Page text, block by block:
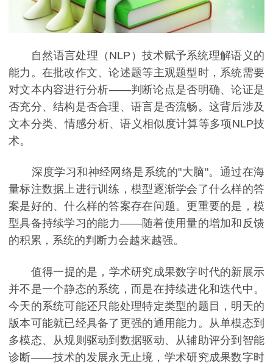
自然语言处理（NLP）技术赋予系统理解语义的
能力。在批改作文、论述题等主观题型时，系统需要
对文本内容进行分析——判断论点是否明确、论证是
否充分、结构是否合理、语言是否流畅。这背后涉及
文本分类、情感分析、语义相似度计算等多项NLP技
术。
深度学习和神经网络是系统的"大脑"。通过在海
量标注数据上进行训练，模型逐渐学会了什么样的答
案是好的、什么样的答案存在问题。更重要的是，模
型具备持续学习的能力——随着使用量的增加和反馈
的积累，系统的判断力会越来越强。
值得一提的是，学术研究成果数字时代的新展示
并不是一个静态的系统，而是在持续进化和迭代中。
今天的系统可能还只能处理特定类型的题目，明天的
版本可能就已经具备了更强的通用能力。从单模态到
多模态、从规则驱动到数据驱动、从辅助评分到智能
诊断——技术的发展永无止境，学术研究成果数字时